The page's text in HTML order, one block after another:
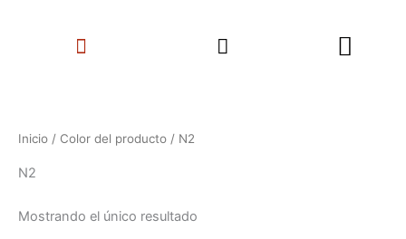
Menu Search
Inicio / Color del producto / N2
N2
Mostrando el único resultado